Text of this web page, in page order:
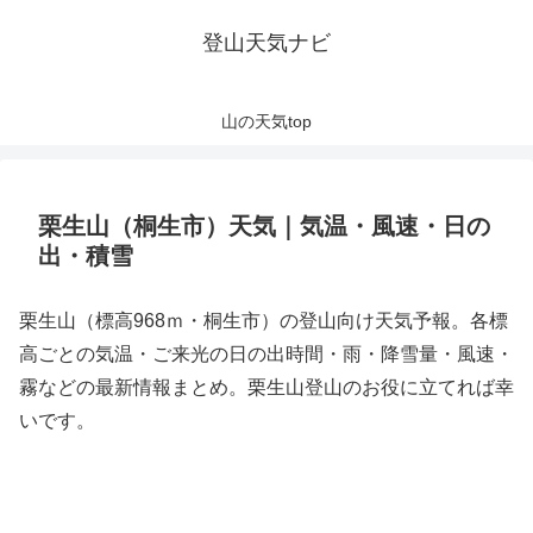
登山天気ナビ
山の天気top
栗生山（桐生市）天気｜気温・風速・日の
出・積雪
栗生山（標高968ｍ・桐生市）の登山向け天気予報。各標
高ごとの気温・ご来光の日の出時間・雨・降雪量・風速・
霧などの最新情報まとめ。栗生山登山のお役に立てれば幸
いです。